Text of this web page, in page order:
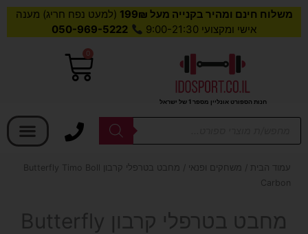
משלוח חינם ומהיר בקנייה מעל 199₪
(למעט נפח חריג) מענה
אישי ומקצועי 9:00-21:30
050-969-5222
חנות הספורט אונליין מספר 1 של ישראל
0
עגלת
Products
עמוד הבית / משחקים ופנאי
/ מחבט בטרפלי קרבון Butterfly Timo Boll
Carbon
מחבט בטרפלי קרבון Butterfly